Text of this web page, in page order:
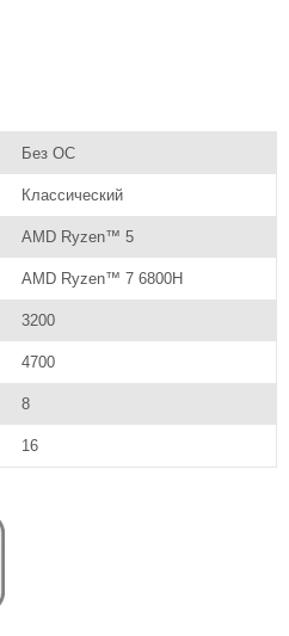
Без ОС
Классический
AMD Ryzen™ 5
AMD Ryzen™ 7 6800H
3200
4700
8
16